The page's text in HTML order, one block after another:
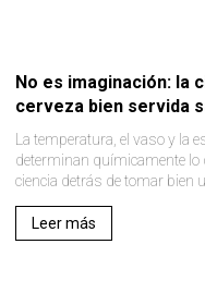
No es imaginación: la
cerveza bien servida
La temperatura, el vaso y la
determinan químicamente lo
ciencia detrás de tomar bien
Leer más